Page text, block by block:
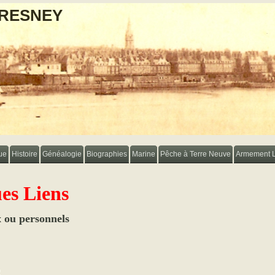
Histoire Généalogie Biographies Marine Pêche à Terre Neuve Armement
Liens
personnels